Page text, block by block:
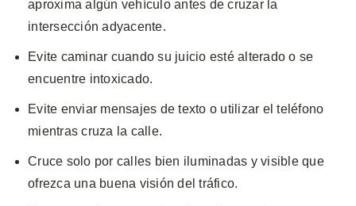
aproxima algún vehículo antes de cruzar la
intersección adyacente.
Evite caminar cuando su juicio esté alterado o se
encuentre intoxicado.
Evite enviar mensajes de texto o utilizar el teléfono
mientras cruza la calle.
Cruce solo por calles bien iluminadas y visible que
ofrezca una buena visión del tráfico.